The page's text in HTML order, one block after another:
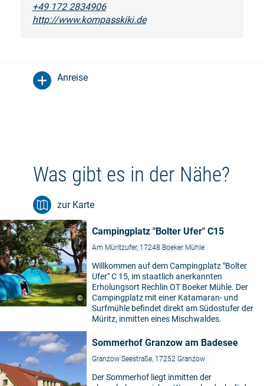
+49 172 2834906
http://www.kompasskiki.de
Anreise
Was gibt es in der Nähe?
zur Karte
©
Campingplatz "Bolter Ufer" C15
Am Müritzufer, 17248 Boeker Mühle
Willkommen auf dem Campingplatz "Bolter
Ufer" C 15, im staatlich anerkannten
Erholungsort Rechlin OT Boeker Mühle. Der
Campingplatz mit einer Katamaran- und
Surfmühle befindet direkt am Südostufer der
Müritz, inmitten eines Mischwaldes.
Sommerhof Granzow am Badesee
Granzow Seestraße, 17252 Granzow
Der Sommerhof liegt inmitten der